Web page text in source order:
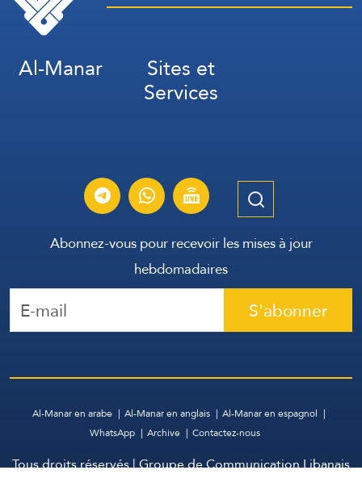
Al-Manar Sites et
Services
Abonnez-vous pour recevoir les mises à jour
hebdomadaires
S'abonner
Al-Manar en arabe Al-Manar en anglais
Al-Manar en espagnol
WhatsApp
Archive Contactez-nous
Tous droits réservés | Groupe de Communication Libanais